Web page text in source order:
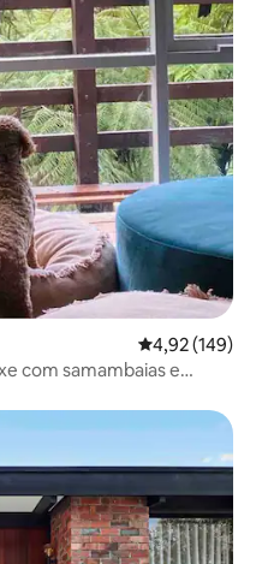
4,92 de uma
4,92 (149)
com samambaias e